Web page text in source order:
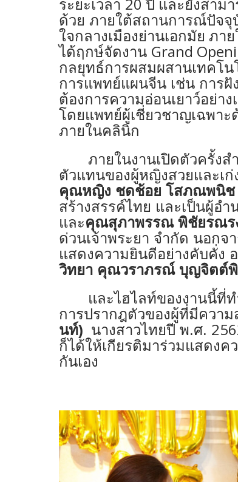
ระยะเวลา
ปี และยังสาม
ด้วย ภายใต้สถานการณ์ปัจจุ
ใจกลางเมืองย่านเอกมัย ภาย
ได้ฤกษ์จัดงาน Grand
กลยุทธ์การผสมผสานเทคโ
การแพทย์แผนจีน เช่น การฝั
ต้องการความอ่อนเยาว์อย่า
โดยแพทย์ผู้เชี่ยวชาญเฉพา
ภายในคลินิก
ภายในงานเปิดตัวครั้ง
ตัวแทนของผู้หญิงสวยและเก่
คุณหญิง ชดช้อย โสภณพนิช
สร้างสรรค์ไทย และเป็นผู้อ
และคุณสุภาพรรณ พิชัยรณร
ด่วนเจ้าพระยา จำกัด นอกจ
แสดงความยินดีอย่างคับคั่ง
วิทยา คุณวราภรณ์ บุญจิตต์
และไฮไลท์ของงานนี้ที่
การปรากฎตัวของผู้ที่มีความ
นท์) นางสาวไทยปี พ.ศ.
ก็ได้ให้เกียรติมาร่วมแสดงค
กันเอง